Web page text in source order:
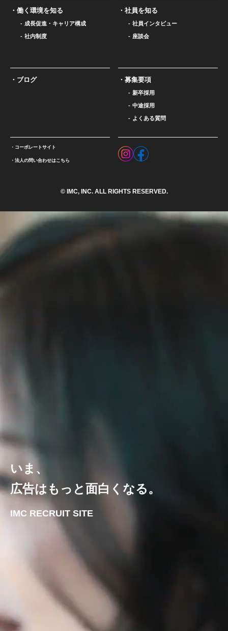
働く環境を知る
成長促進・キャリア構成
社内制度
社員を知る
社員インタビュー
座談会
ブログ 募集要項
新卒採用
中途採用
よくある質問
コーポレートサイト
法人の問い合わせはこちら
© IMC, INC. ALL RIGHTS RESERVED.
いま、
広告はもっと面白くなる。
IMC RECRUIT SITE